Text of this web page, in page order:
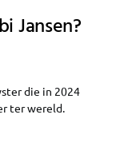
Jansen?
die in 2024
ter wereld.